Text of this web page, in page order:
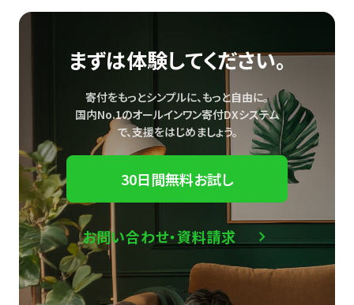
まずは体験してください。
寄付をもっとシンプルに、もっと自由に。
国内No.1のオールインワン寄付DXシステム
で、支援をはじめましょう。
30日間無料お試し
お問い合わせ・資料請求